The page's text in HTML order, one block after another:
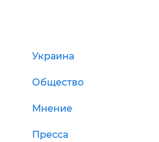
Украина
Общество
Мнение
Пресса